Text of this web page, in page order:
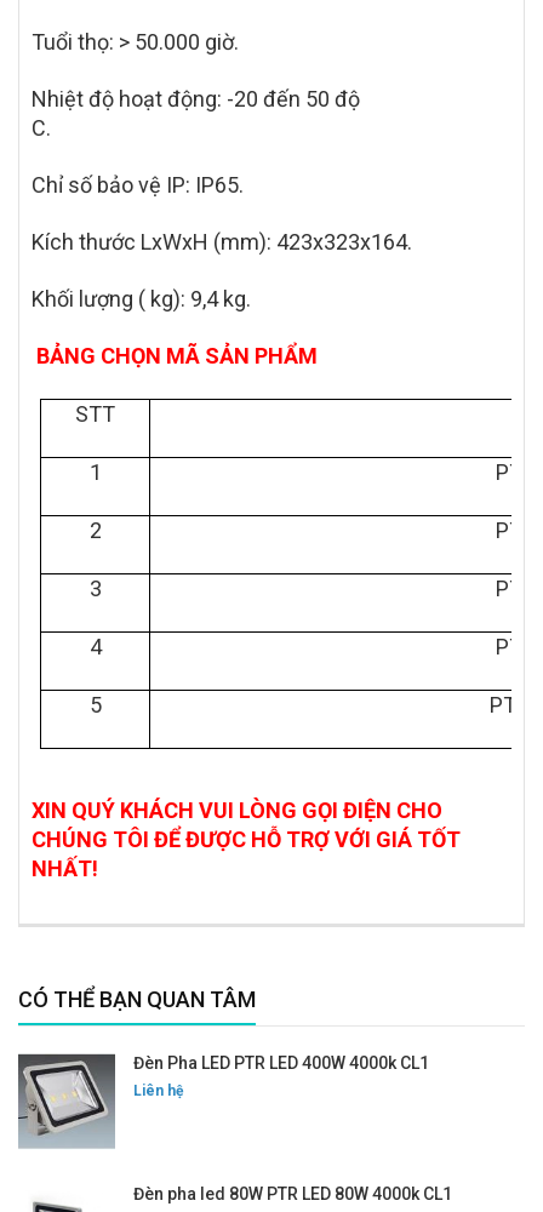
Tuổi thọ: > 50.000 giờ.
Nhiệt độ hoạt động: -20 đến 50 độ
C.
Chỉ số bảo vệ IP: IP65.
Kích thước LxWxH (mm): 423x323x164.
Khối lượng ( kg): 9,4 kg.
BẢNG CHỌN MÃ SẢN PHẨM
STT
1 PTR
2 PTR
3 PTR
4 PTR
5 PTR
XIN QUÝ KHÁCH VUI LÒNG GỌI ĐIỆN CHO
CHÚNG TÔI ĐỂ ĐƯỢC HỖ TRỢ VỚI GIÁ TỐT
NHẤT!
CÓ THỂ BẠN QUAN TÂM
Đèn Pha LED PTR LED 400W 4000k CL1
Liên hệ
Đèn pha led 80W PTR LED 80W 4000k CL1